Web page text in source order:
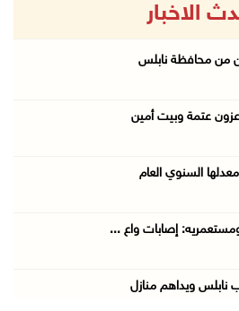
الاخبار
عتمة وبيت أمين
السنوي العام
إصابات واع ...
نابلس ويداهم منازل